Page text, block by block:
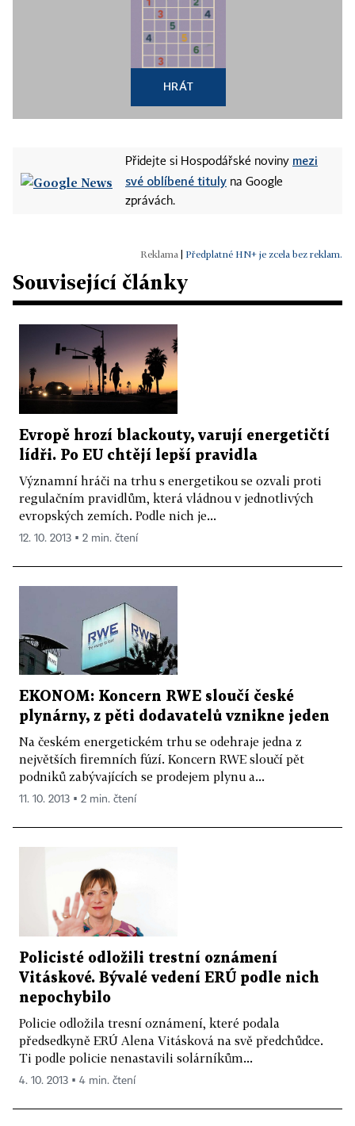
HRÁT
Přidejte si Hospodářské noviny mezi
své oblíbené tituly na Google
zprávách.
Předplatné HN+ je zcela bez reklam.
Související články
Evropě hrozí blackouty, varují energetičtí
lídři. Po EU chtějí lepší pravidla
Významní hráči na trhu s energetikou se ozvali proti
regulačním pravidlům, která vládnou v jednotlivých
evropských zemích. Podle nich je...
12. 10. 2013 ▪ 2 min. čtení
EKONOM: Koncern RWE sloučí české
plynárny, z pěti dodavatelů vznikne jeden
Na českém energetickém trhu se odehraje jedna z
největších firemních fúzí. Koncern RWE sloučí pět
podniků zabývajících se prodejem plynu a...
11. 10. 2013 ▪ 2 min. čtení
Policisté odložili trestní oznámení
Vitáskové. Bývalé vedení ERÚ podle nich
nepochybilo
Policie odložila tresní oznámení, které podala
předsedkyně ERÚ Alena Vitásková na svě předchůdce.
Ti podle policie nenastavili solárníkům...
4. 10. 2013 ▪ 4 min. čtení